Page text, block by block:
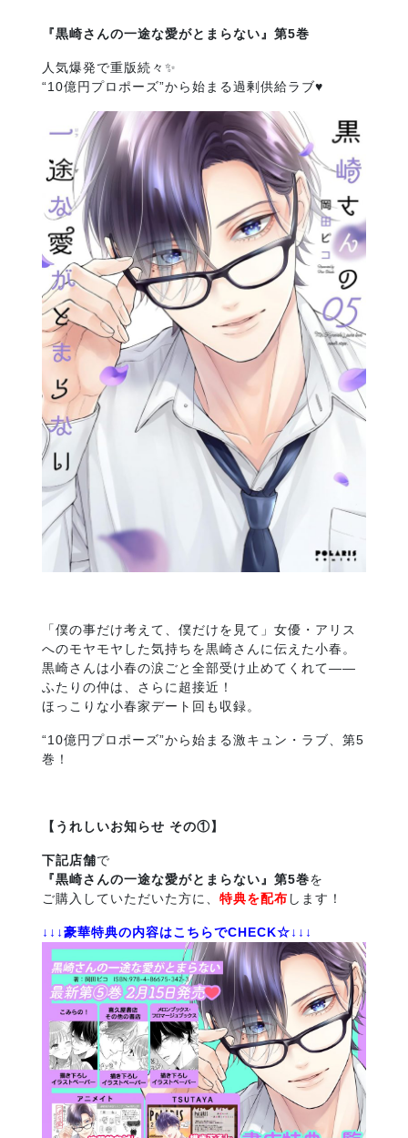
『黒崎さんの一途な愛がとまらない』第5巻
人気爆発で重版続々✨
“10億円プロポーズ”から始まる過剰供給ラブ♥
「僕の事だけ考えて、僕だけを見て」女優・アリス
へのモヤモヤした気持ちを黒崎さんに伝えた小春。
黒崎さんは小春の涙ごと全部受け止めてくれて――
ふたりの仲は、さらに超接近！
ほっこりな小春家デート回も収録。
“10億円プロポーズ”から始まる激キュン・ラブ、第5
巻！
【うれ しいお知らせ その①】
下記店舗で
『黒崎さんの一途な愛がとまらない』第5巻を
ご購入していただいた方に、 特典を配布 します！
↓↓↓豪華特典の内容はこちらでCHECK☆↓↓↓